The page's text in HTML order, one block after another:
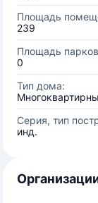
Площадь
239
Площадь
0
Тип дома:
Серия, тип
инд.